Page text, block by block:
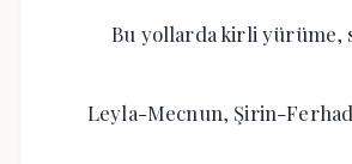
Bu yollarda kirli yürüme,
Leyla-Mecnun, Şirin-